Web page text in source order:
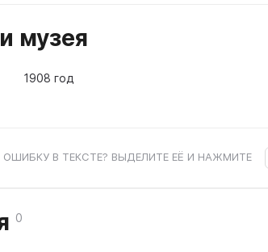
музея
1908 год
В ТЕКСТЕ? ВЫДЕЛИТЕ ЕЁ И НАЖМИТЕ
0